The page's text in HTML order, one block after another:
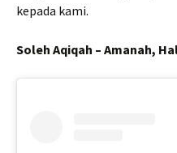
kepada kami.
Soleh Aqiqah – Amanah,